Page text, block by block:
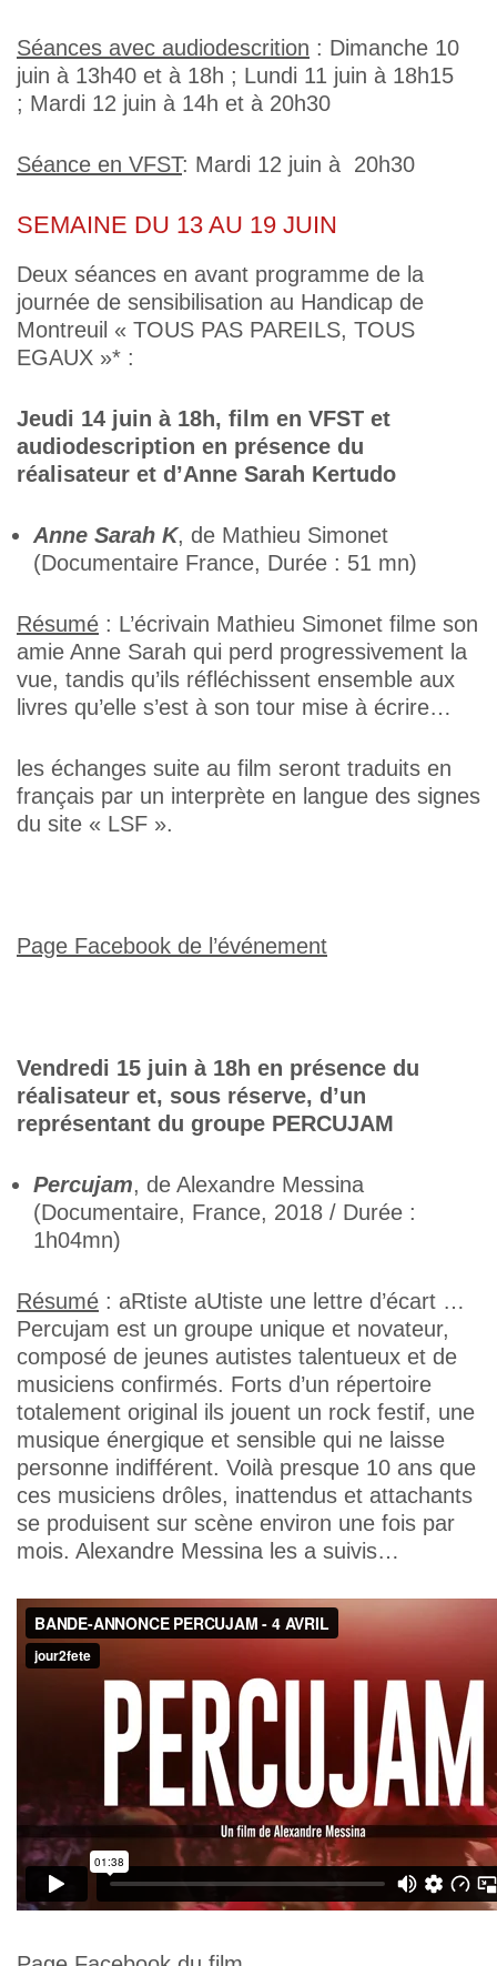
Séances avec audiodescrition : Dimanche 10
juin à 13h40 et à 18h ; Lundi 11 juin à 18h15
; Mardi 12 juin à 14h et à 20h30
Séance en VFST: Mardi 12 juin à 20h30
SEMAINE DU 13 AU 19 JUIN
Deux séances en avant programme de la
journée de sensibilisation au Handicap de
Montreuil « TOUS PAS PAREILS, TOUS
EGAUX »* :
Jeudi 14 juin à 18h, film en VFST et
audiodescription en présence du
réalisateur et d’Anne Sarah Kertudo
Anne Sarah K, de Mathieu Simonet
(Documentaire France, Durée : 51 mn)
Résumé : L’écrivain Mathieu Simonet filme son
amie Anne Sarah qui perd progressivement la
vue, tandis qu’ils réfléchissent ensemble aux
livres qu’elle s’est à son tour mise à écrire…
les échanges suite au film seront traduits en
français par un interprète en langue des signes
du site « LSF ».
Page Facebook de l’événement
Vendredi 15 juin à 18h en présence du
réalisateur et, sous réserve, d’un
représentant du groupe PERCUJAM
Percujam, de Alexandre Messina
(Documentaire, France, 2018 / Durée :
1h04mn)
Résumé : aRtiste aUtiste une lettre d’écart …
Percujam est un groupe unique et novateur,
composé de jeunes autistes talentueux et de
musiciens confirmés. Forts d’un répertoire
totalement original ils jouent un rock festif, une
musique énergique et sensible qui ne laisse
personne indifférent. Voilà presque 10 ans que
ces musiciens drôles, inattendus et attachants
se produisent sur scène environ une fois par
mois. Alexandre Messina les a suivis…